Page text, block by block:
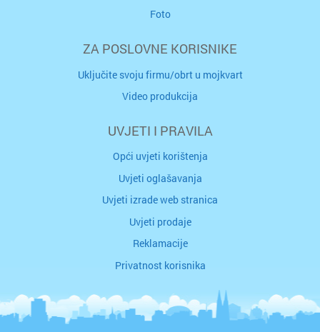
Foto
ZA POSLOVNE KORISNIKE
Uključite svoju firmu/obrt u mojkvart
Video produkcija
UVJETI I PRAVILA
Opći uvjeti korištenja
Uvjeti oglašavanja
Uvjeti izrade web stranica
Uvjeti prodaje
Reklamacije
Privatnost korisnika